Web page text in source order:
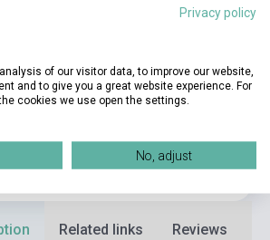
LL-FÖRLAGET
2018
Swedish
Related links Reviews
Privacy policy
of our visitor data, to improve our website,
and to give you a great website experience. For
cookies we use open the settings.
No, adjust